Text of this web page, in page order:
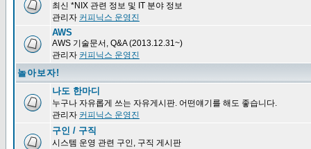
최신 *NIX 관련 정보 및 IT 분야 정보
관리자 커피닉스 운영진
AWS
AWS 기술문서, Q&A (2013.12.31~)
관리자 커피닉스 운영진
놀아보자!
나도 한마디
누구나 자유롭게 쓰는 자유게시판. 어떤얘기를 해도 좋습니다.
관리자 커피닉스 운영진
구인 / 구직
시스템 운영 관련 구인, 구직 게시판